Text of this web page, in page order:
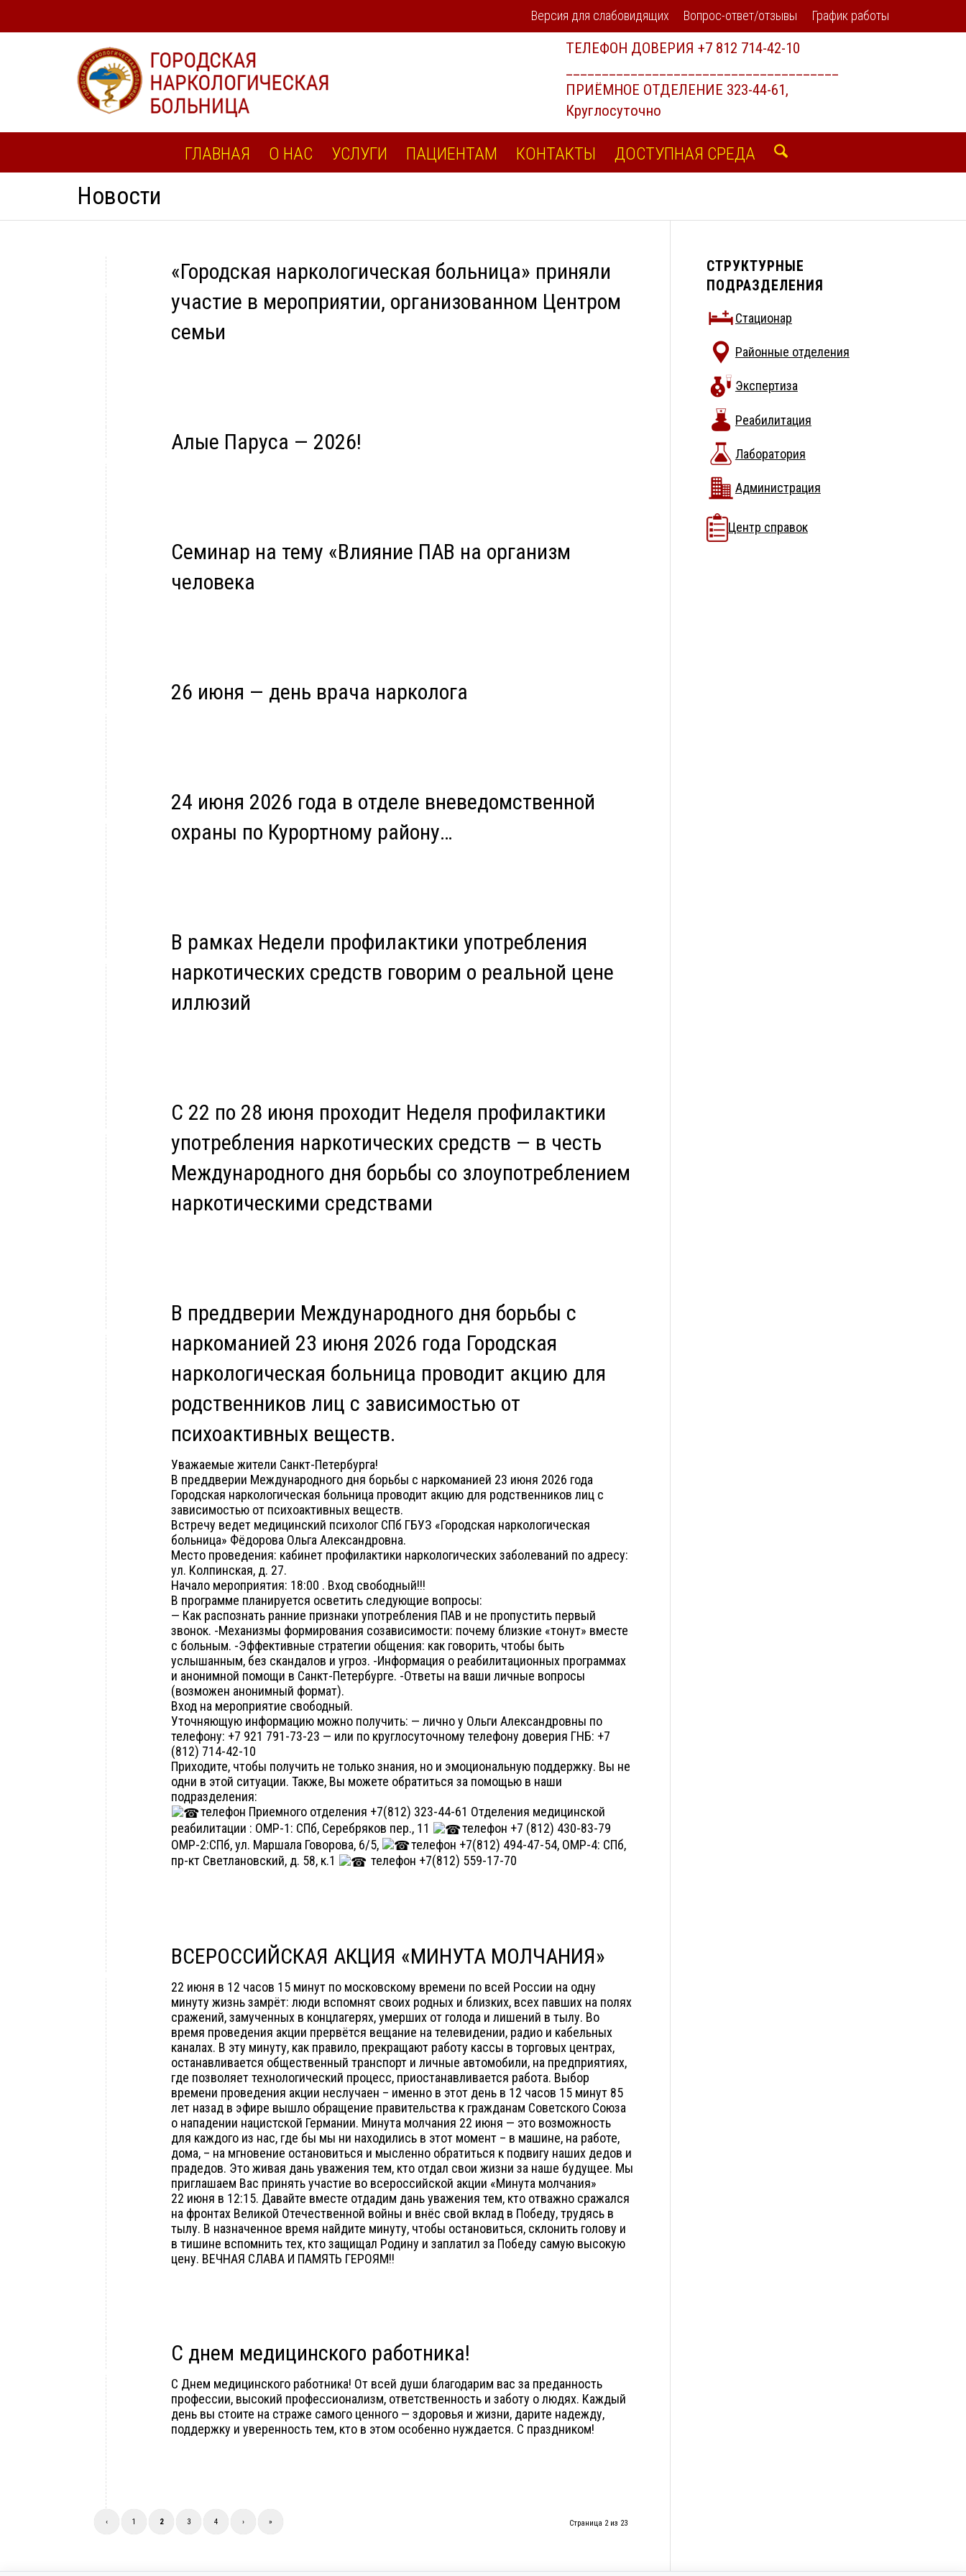
Версия для слабовидящих Вопрос-ответ/отзывы График работы
ГЛАВНАЯ О НАС УСЛУГИ ПАЦИЕНТАМ КОНТАКТЫ ДОСТУПНАЯ СРЕДА
Новости
«Городская наркологическая больница» приняли
участие в мероприятии, организованном Центром
семьи
Алые Паруса — 2026!
Семинар на тему «Влияние ПАВ на организм
человека
26 июня — день врача нарколога
24 июня 2026 года в отделе вневедомственной
охраны по Курортному району…
В рамках Недели профилактики употребления
наркотических средств говорим о реальной цене
иллюзий
С 22 по 28 июня проходит Неделя профилактики
употребления наркотических средств — в честь
Международного дня борьбы со злоупотреблением
наркотическими средствами
В преддверии Международного дня борьбы с
наркоманией 23 июня 2026 года Городская
наркологическая больница проводит акцию для
родственников лиц с зависимостью от
психоактивных веществ.
Уважаемые жители Санкт-Петербурга!
В преддверии Международного дня борьбы с наркоманией 23 июня 2026 года
Городская наркологическая больница проводит акцию для родственников лиц с
зависимостью от психоактивных веществ.
Встречу ведет медицинский психолог СПб ГБУЗ «Городская наркологическая
больница» Фёдорова Ольга Александровна.
Место проведения: кабинет профилактики наркологических заболеваний по адресу:
ул. Колпинская, д. 27.
Начало мероприятия: 18:00 . Вход свободный!!!
В программе планируется осветить следующие вопросы:
— Как распознать ранние признаки употребления ПАВ и не пропустить первый
звонок. -Механизмы формирования созависимости: почему близкие «тонут» вместе
с больным. -Эффективные стратегии общения: как говорить, чтобы быть
услышанным, без скандалов и угроз. -Информация о реабилитационных программах
и анонимной помощи в Санкт-Петербурге. -Ответы на ваши личные вопросы
(возможен анонимный формат).
Вход на мероприятие свободный.
Уточняющую информацию можно получить: — лично у Ольги Александровны по
телефону: +7 921 791-73-23 — или по круглосуточному телефону доверия ГНБ: +7
(812) 714-42-10
Приходите, чтобы получить не только знания, но и эмоциональную поддержку. Вы не
одни в этой ситуации. Также, Вы можете обратиться за помощью в наши
подразделения:
телефон Приемного отделения +7(812) 323-44-61 Отделения медицинской
реабилитации : ОМР-1: СПб, Серебряков пер., 11
телефон +7 (812) 430-83-79
ОМР-2:СПб, ул. Маршала Говорова, 6/5,
телефон +7(812) 494-47-54, ОМР-4: СПб,
пр-кт Светлановский, д. 58, к.1
телефон +7(812) 559-17-70
ВСЕРОССИЙСКАЯ АКЦИЯ «МИНУТА МОЛЧАНИЯ»
22 июня в 12 часов 15 минут по московскому времени по всей России на одну
минуту жизнь замрёт: люди вспомнят своих родных и близких, всех павших на полях
сражений, замученных в концлагерях, умерших от голода и лишений в тылу. Во
время проведения акции прервётся вещание на телевидении, радио и кабельных
каналах. В эту минуту, как правило, прекращают работу кассы в торговых центрах,
останавливается общественный транспорт и личные автомобили, на предприятиях,
где позволяет технологический процесс, приостанавливается работа. Выбор
времени проведения акции неслучаен – именно в этот день в 12 часов 15 минут 85
лет назад в эфире вышло обращение правительства к гражданам Советского Союза
о нападении нацистской Германии. Минута молчания 22 июня — это возможность
для каждого из нас, где бы мы ни находились в этот момент – в машине, на работе,
дома, – на мгновение остановиться и мысленно обратиться к подвигу наших дедов и
прадедов. Это живая дань уважения тем, кто отдал свои жизни за наше будущее. Мы
приглашаем Вас принять участие во всероссийской акции «Минута молчания»
22 июня в 12:15. Давайте вместе отдадим дань уважения тем, кто отважно сражался
на фронтах Великой Отечественной войны и внёс свой вклад в Победу, трудясь в
тылу. В назначенное время найдите минуту, чтобы остановиться, склонить голову и
в тишине вспомнить тех, кто защищал Родину и заплатил за Победу самую высокую
цену. ВЕЧНАЯ СЛАВА И ПАМЯТЬ ГЕРОЯМ!!
С днем медицинского работника!
С Днем медицинского работника! От всей души благодарим вас за преданность
профессии, высокий профессионализм, ответственность и заботу о людях. Каждый
день вы стоите на страже самого ценного — здоровья и жизни, дарите надежду,
поддержку и уверенность тем, кто в этом особенно нуждается. С праздником!
Страница 2 из 23
‹ 1 2 3 4 › »
СТРУКТУРНЫЕ
ПОДРАЗДЕЛЕНИЯ
Стационар
Районные отделения
Экспертиза
Реабилитация
Лаборатория
Администрация
Центр справок